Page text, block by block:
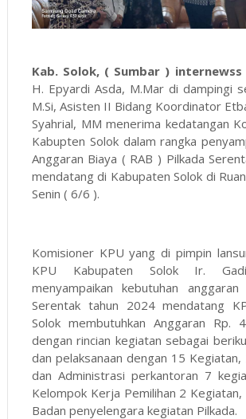
Kab. Solok, ( Sumbar ) internewss
H. Epyardi Asda, M.Mar di dampingi
M.Si, Asisten II Bidang Koordinator
Syahrial, MM menerima kedatangan
Kabupten Solok dalam rangka
Anggaran Biaya ( RAB ) Pilkada
mendatang di Kabupaten Solok di
Senin ( 6/6 ).
Komisioner KPU yang di pimpin
KPU Kabupaten Solok Ir.
menyampaikan kebutuhan
Serentak tahun 2024 mendatang
Solok membutuhkan Anggaran Rp.
dengan rincian kegiatan sebagai
dan pelaksanaan dengan 15 Kegiatan,
dan Administrasi perkantoran 7
Kelompok Kerja Pemilihan 2
Badan penyelengara kegiatan Pilkada.